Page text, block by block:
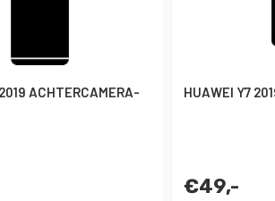
ACHTERCAMERA-
HUAWEI Y7
€49,-